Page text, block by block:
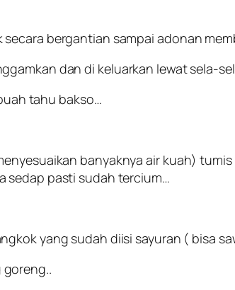
bergantian sampai adonan
dan di keluarkan lewat sela-
tahu bakso…
banyaknya air kuah)
sedap pasti sudah tercium…
yang sudah diisi sayuran ( bisa